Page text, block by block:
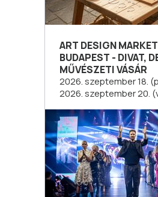
ART DESIGN
BUDAPEST - DIVAT,
MŰVÉSZETI VÁSÁR
2026. szeptember 18.
2026. szeptember 20.